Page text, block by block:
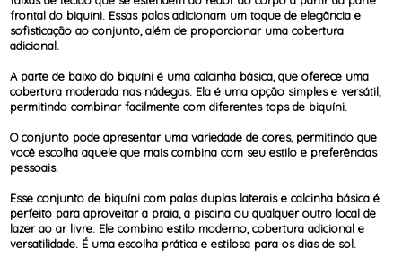
frontal do biquíni. Essas palas adicionam um toque de elegância e
sofisticação ao conjunto, além de proporcionar uma cobertura
adicional.
A parte de baixo do biquíni é uma calcinha básica, que oferece uma
cobertura moderada nas nádegas. Ela é uma opção simples e versátil,
permitindo combinar facilmente com diferentes tops de biquíni.
O conjunto pode apresentar uma variedade de cores, permitindo que
você escolha aquele que mais combina com seu estilo e preferências
pessoais.
Esse conjunto de biquíni com palas duplas laterais e calcinha básica é
perfeito para aproveitar a praia, a piscina ou qualquer outro local de
lazer ao ar livre. Ele combina estilo moderno, cobertura adicional e
versatilidade. É uma escolha prática e estilosa para os dias de sol.